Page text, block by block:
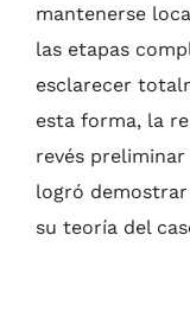
mantenerse
las etapas
esclarecer
esta forma, la
revés
logró
su teoría del